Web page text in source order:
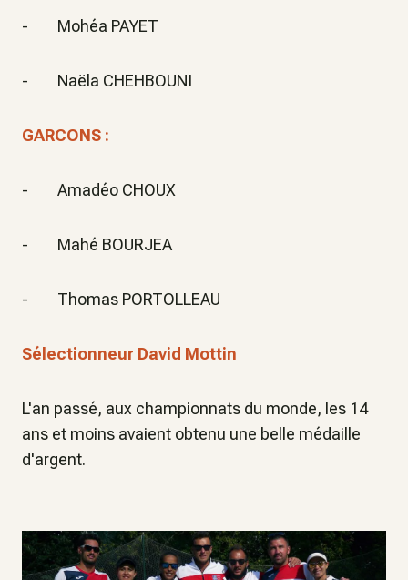
- Mohéa PAYET
- Naëla CHEHBOUNI
GARCONS :
- Amadéo CHOUX
- Mahé BOURJEA
- Thomas PORTOLLEAU
Sélectionneur David Mottin
L'an passé, aux championnats du monde, les 14
ans et moins avaient obtenu une belle médaille
d'argent.